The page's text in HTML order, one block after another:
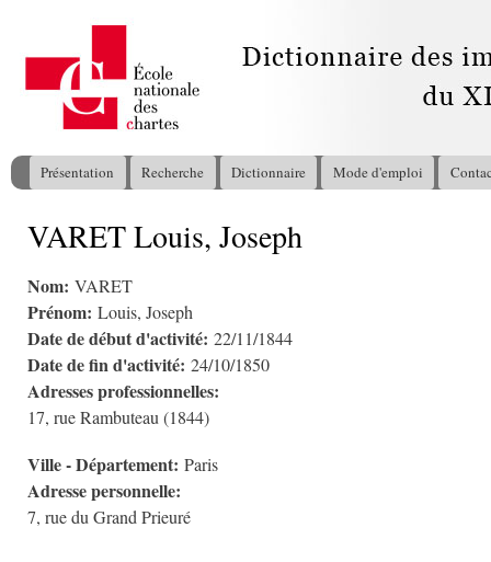
Menu principal
Présentation Recherche Dictionnaire Mode d'emploi
Vous êtes ici
VARET Louis, Joseph
Nom: VARET
Prénom: Louis, Joseph
Date de début d'activité: 22/11/1844
Date de fin d'activité: 24/10/1850
Adresses professionnelles:
17, rue Rambuteau (1844)
Ville - Département: Paris
Adresse personnelle:
7, rue du Grand Prieuré